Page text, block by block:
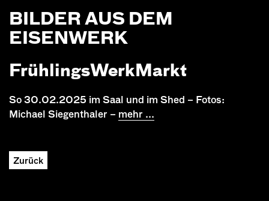
BILDER AUS DEM
EISENWERK
FrühlingsWerkMarkt
So 30.02.2025 im Saal und im Shed – Fotos:
Michael Siegenthaler – mehr ...
Zurück